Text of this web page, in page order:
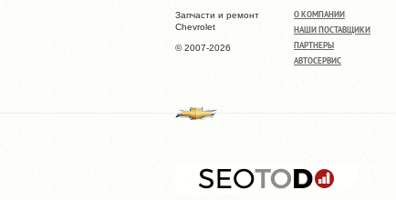
Запчасти и ремонт
Chevrolet
© 2007-2026
О КОМПАНИИ
НАШИ ПОСТАВЩИКИ
ПАРТНЕРЫ
АВТОСЕРВИС